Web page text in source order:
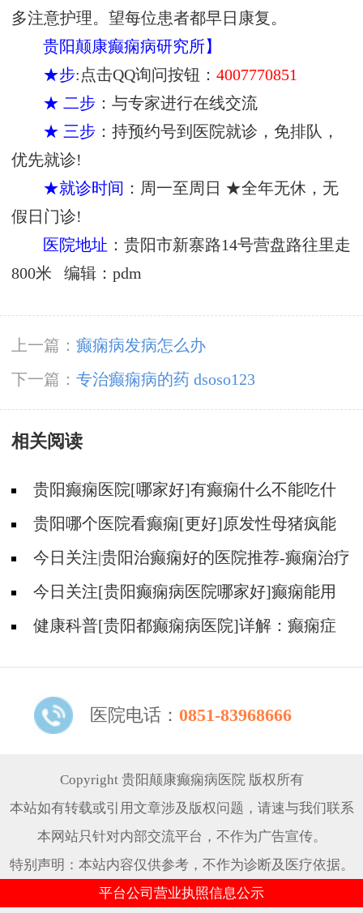
多注意护理。望每位患者都早日康复。
贵阳颠康癫痫病研究所】
★步:点击QQ询问按钮：4007770851
★ 二步 ：与专家进行在线交流
★ 三步 ：持预约号到医院就诊，免排队，
优先就诊!
★就诊时间 ：周一至周日 ★全年无休，无
假日门诊!
医院地址 ：贵阳市新寨路14号营盘路往里走
800米 编辑：pdm
上一篇： 癫痫病发病怎么办
下一篇： 专治癫痫病的药 dsoso123
相关阅读
贵阳癫痫医院[哪家好]有癫痫什么不能吃什
么药?贵阳哪个医院看癫痫[更好]原发性母猪疯能
治好吗?
今日关注|贵阳治癫痫好的医院推荐-癫痫治疗
怎么能好?
今日关注[贵阳癫痫病医院哪家好]癫痫能用
中医治疗吗？
健康科普[贵阳都癫痫病医院]详解：癫痫症
医院电话： 0851-83968666
Copyright 贵阳颠康癫痫病医院 版权所有
本站如有转载或引用文章涉及版权问题，请速与我们联系
本网站只针对内部交流平台，不作为广告宣传。
特别声明：本站内容仅供参考，不作为诊断及医疗依据。
平台公司营业执照信息公示